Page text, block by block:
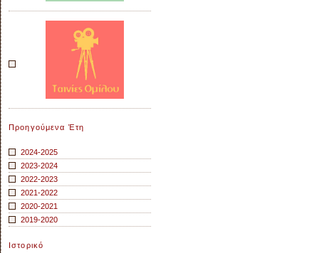
Προηγούμενα Έτη
2024-2025
2023-2024
2022-2023
2021-2022
2020-2021
2019-2020
Ιστορικό